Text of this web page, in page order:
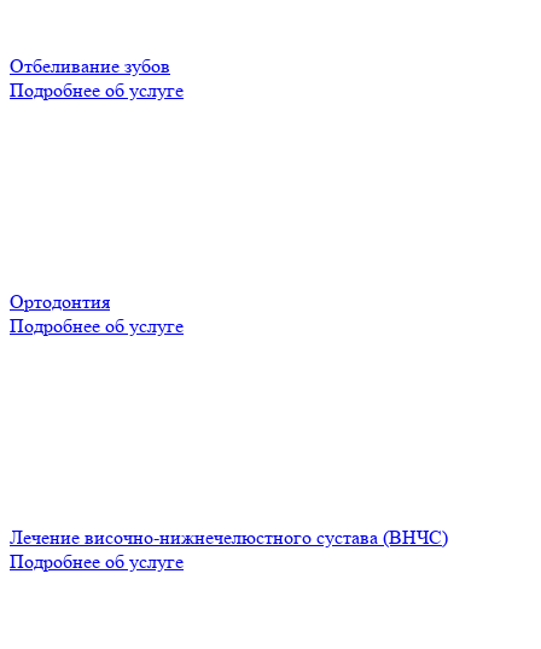
Отбеливание зубов
Подробнее об услуге
Ортодонтия
Подробнее об услуге
Лечение височно-нижнечелюстного сустава (ВНЧС)
Подробнее об услуге